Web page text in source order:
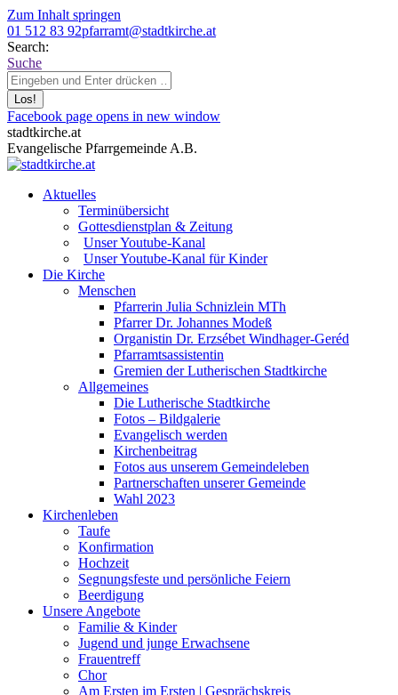
Zum Inhalt springen
01 512 83 92pfarramt@stadtkirche.at
Search:
Suche
Facebook page opens in new window
stadtkirche.at
Evangelische Pfarrgemeinde A.B.
Aktuelles
Terminübersicht
Gottesdienstplan & Zeitung
Unser Youtube-Kanal
Unser Youtube-Kanal für Kinder
Die Kirche
Menschen
Pfarrerin Julia Schnizlein MTh
Pfarrer Dr. Johannes Modeß
Organistin Dr. Erzsébet Windhager-Geréd
Pfarramtsassistentin
Gremien der Lutherischen Stadtkirche
Allgemeines
Die Lutherische Stadtkirche
Fotos – Bildgalerie
Evangelisch werden
Kirchenbeitrag
Fotos aus unserem Gemeindeleben
Partnerschaften unserer Gemeinde
Wahl 2023
Kirchenleben
Taufe
Konfirmation
Hochzeit
Segnungsfeste und persönliche Feiern
Beerdigung
Unsere Angebote
Familie & Kinder
Jugend und junge Erwachsene
Frauentreff
Chor
Am Ersten im Ersten | Gesprächskreis